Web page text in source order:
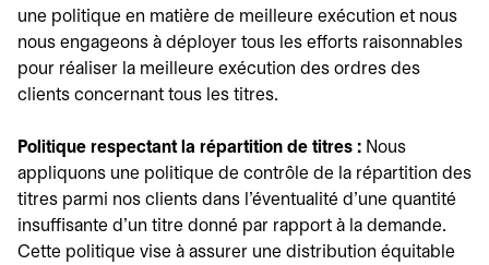
une politique en matière de meilleure exécution et nous
nous engageons à déployer tous les efforts raisonnables
pour réaliser la meilleure exécution des ordres des
clients concernant tous les titres.
Politique respectant la répartition de titres : Nous
appliquons une politique de contrôle de la répartition des
titres parmi nos clients dans l'éventualité d'une quantité
insuffisante d'un titre donné par rapport à la demande.
Cette politique vise à assurer une distribution équitable